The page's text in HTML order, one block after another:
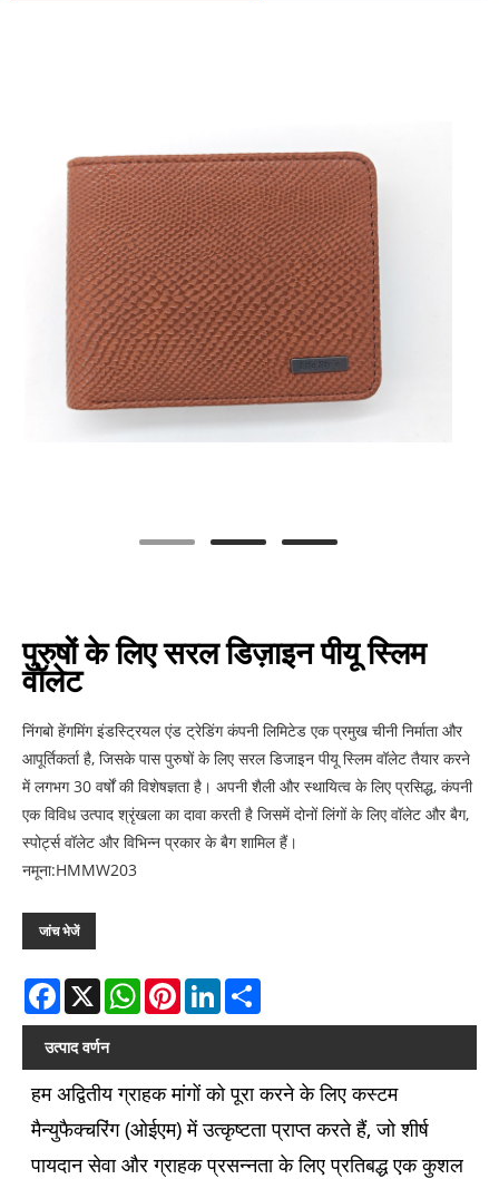
पुरुषों के लिए सरल डिज़ाइन पीयू स्लिम
वॉलेट
​निंगबो हेंगमिंग इंडस्ट्रियल एंड ट्रेडिंग कंपनी लिमिटेड एक प्रमुख चीनी निर्माता और
आपूर्तिकर्ता है, जिसके पास पुरुषों के लिए सरल डिजाइन पीयू स्लिम वॉलेट तैयार करने
में लगभग 30 वर्षों की विशेषज्ञता है। अपनी शैली और स्थायित्व के लिए प्रसिद्ध, कंपनी
एक विविध उत्पाद श्रृंखला का दावा करती है जिसमें दोनों लिंगों के लिए वॉलेट और बैग,
स्पोर्ट्स वॉलेट और विभिन्न प्रकार के बैग शामिल हैं।
नमूना:HMMW203
जांच भेजें
Facebook
X WhatsAppPinterestLinkedIn
उत्पाद वर्णन
हम अद्वितीय ग्राहक मांगों को पूरा करने के लिए कस्टम
मैन्युफैक्चरिंग (ओईएम) में उत्कृष्टता प्राप्त करते हैं, जो शीर्ष
पायदान सेवा और ग्राहक प्रसन्नता के लिए प्रतिबद्ध एक कुशल